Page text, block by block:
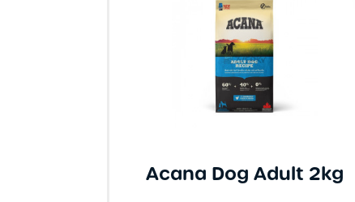
Zmazať filter
Acana Dog Adult 2kg